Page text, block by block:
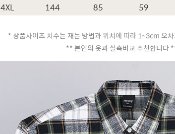
4XL 144 85 59
* 상품사이즈 치수는 재는 방법과 위치에 따라 1~3cm 오
** 본인의 옷과 실측비교 추천합니다